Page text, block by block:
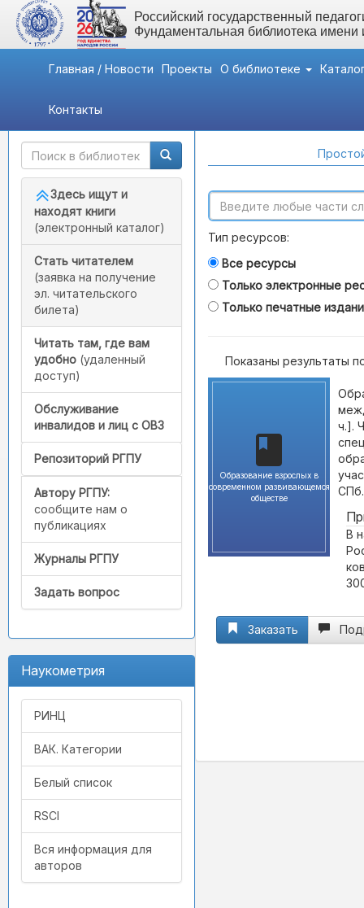
Российский государственный
Фундаментальная библиотека
Главная / Новости Проекты О библиотеке
Контакты
Быстрый доступ
Здесь ищут и
находят книги
(электронный каталог)
Стать читателем
(заявка на получение
эл. читательского
билета)
Читать там, где вам
удобно (удаленный
доступ)
Обслуживание
инвалидов и лиц с ОВЗ
Репозиторий РГПУ
Автору РГПУ:
сообщите нам о
публикациях
Журналы РГПУ
Задать вопрос
Наукометрия
РИНЦ
ВАК. Категории
Белый список
RSCI
Вся информация для
авторов
Тип ресурсов:
Все ресурсы
Только электронные
Только печатные
Показаны результаты
Образование взрослых в
современном развивающемся
обществе
ч.].
В
Заказать